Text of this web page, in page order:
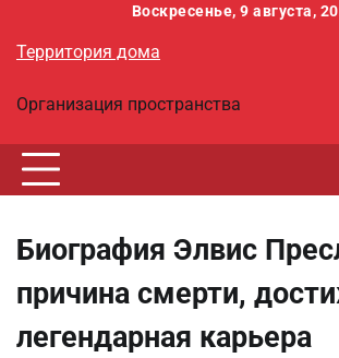
содержимому
Воскресенье, 9 августа,
Территория дома
Организация пространства
Биография Элвис
причина смерти,
легендарная карьера